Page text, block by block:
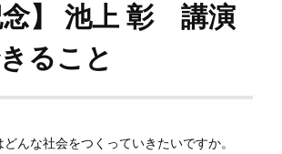
念】 池上 彰 講演
ること
んな社会をつくっていきたいですか。